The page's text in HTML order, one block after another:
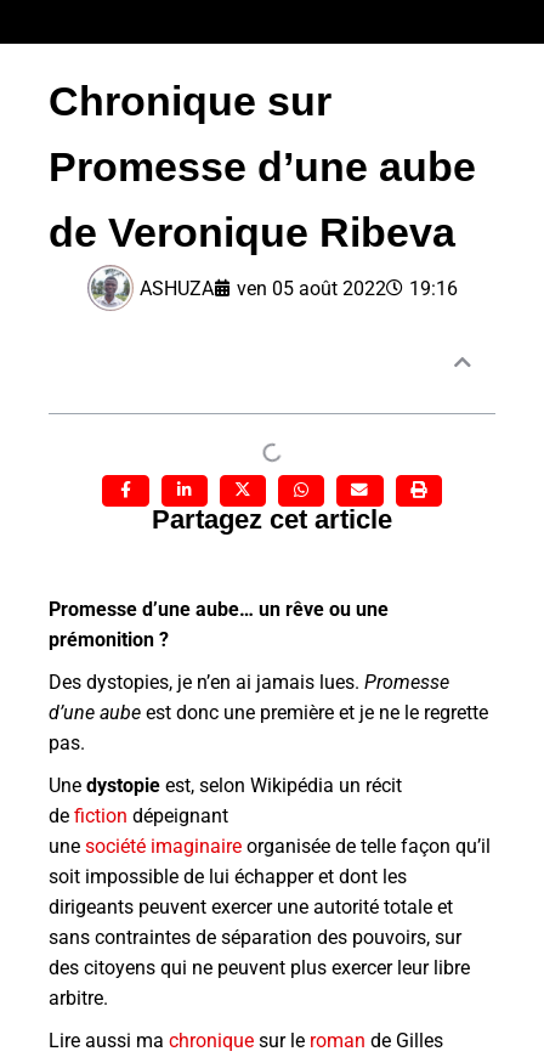
Chronique sur
Promesse d’une aube
de Veronique Ribeva
ASHUZA ven 05 août 2022 19:16
Partagez cet article
Promesse d’une aube… un rêve ou une
prémonition ?
Des dystopies, je n’en ai jamais lues. Promesse
d’une aube est donc une première et je ne le regrette
pas.
Une dystopie est, selon Wikipédia un récit
de fiction dépeignant
une société imaginaire organisée de telle façon qu’il
soit impossible de lui échapper et dont les
dirigeants peuvent exercer une autorité totale et
sans contraintes de séparation des pouvoirs, sur
des citoyens qui ne peuvent plus exercer leur libre
arbitre.
Lire aussi ma chronique sur le roman de Gilles